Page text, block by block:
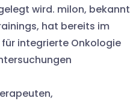
wird. milon, bekannt
hat bereits im
für integrierte Onkologie